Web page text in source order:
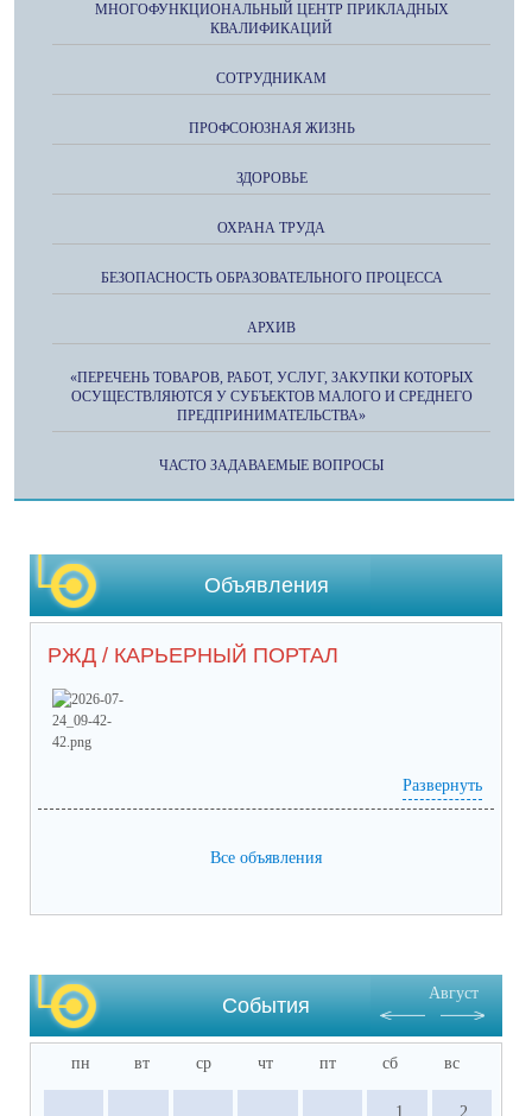
МНОГОФУНКЦИОНАЛЬНЫЙ ЦЕНТР ПРИКЛАДНЫХ
КВАЛИФИКАЦИЙ
СОТРУДНИКАМ
ПРОФСОЮЗНАЯ ЖИЗНЬ
ЗДОРОВЬЕ
ОХРАНА ТРУДА
БЕЗОПАСНОСТЬ ОБРАЗОВАТЕЛЬНОГО ПРОЦЕССА
АРХИВ
«ПЕРЕЧЕНЬ ТОВАРОВ, РАБОТ, УСЛУГ, ЗАКУПКИ КОТОРЫХ
ОСУЩЕСТВЛЯЮТСЯ У СУБЪЕКТОВ МАЛОГО И СРЕДНЕГО
ПРЕДПРИНИМАТЕЛЬСТВА»
ЧАСТО ЗАДАВАЕМЫЕ ВОПРОСЫ
Объявления
РЖД / КАРЬЕРНЫЙ ПОРТАЛ
(посмотреть)
Prilozhieniie_1 (53).pdf(скачать)(посмотреть)
Развернуть
Все объявления
События
Август
пн вт ср чт пт сб вс
1 2